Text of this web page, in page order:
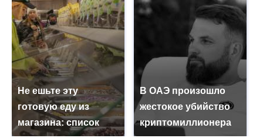
Не ешьте эту
готовую еду из
магазина: список
В ОАЭ произошло
жестокое убийство
криптомиллионера